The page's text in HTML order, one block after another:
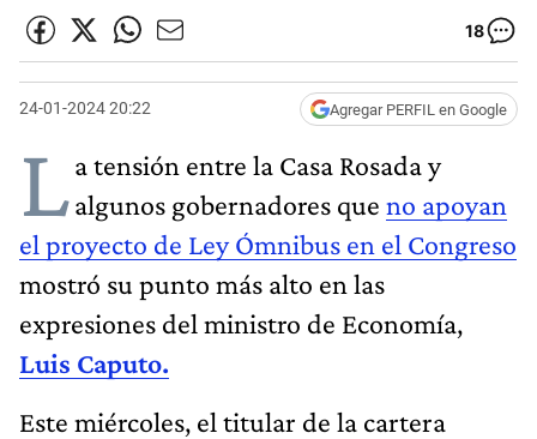
18
24-01-2024 20:22 Agregar PERFIL en Google
La tensión entre la Casa Rosada y
algunos gobernadores que no apoyan
el proyecto de Ley Ómnibus en el Congreso
mostró su punto más alto en las
expresiones del ministro de Economía,
Luis Caputo.
Este miércoles, el titular de la cartera